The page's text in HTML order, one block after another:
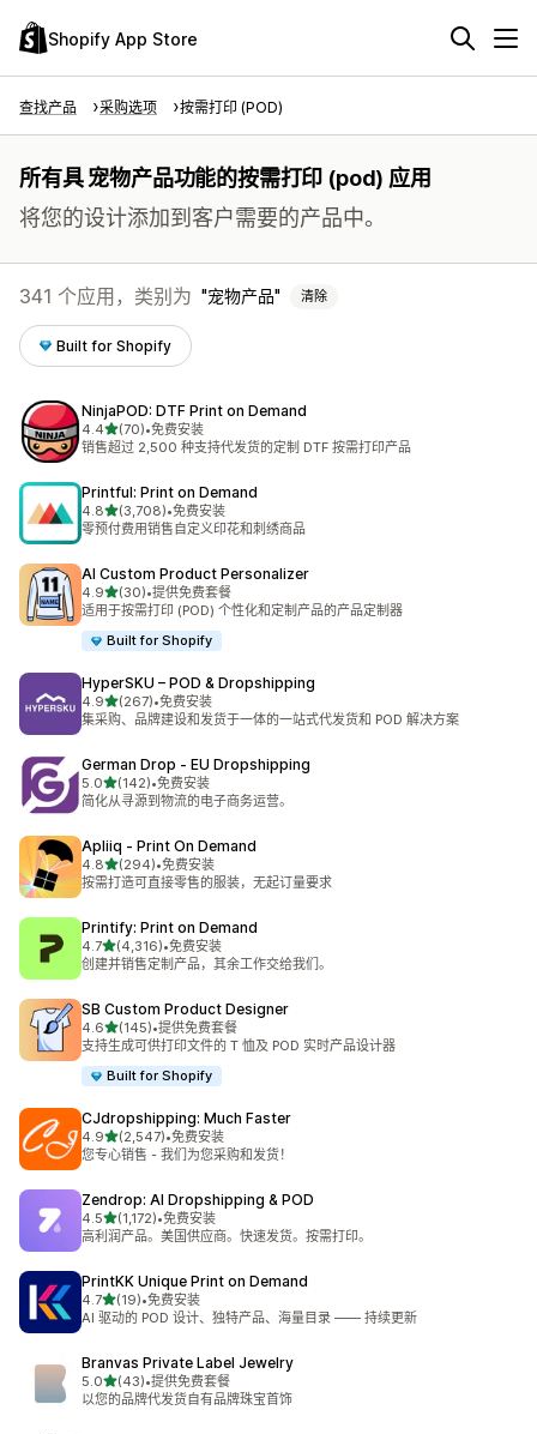
Shopify App Store
查找产品 采购选项 按需打印 (POD)
所有具 宠物产品功能的按需打印 (pod) 应用
将您的设计添加到客户需要的产品中。
341 个应用，类别为 宠物产品 清除
Built for Shopify
NinjaPOD: DTF Print on Demand
4.4星（满分 5 星）
(70)
总共 70 条评论
•免费安装
销售超过 2,500 种支持代发货的定制 DTF 按需打印产品
Printful: Print on Demand
4.8星（满分 5 星）
(3,708)
总共 3708 条评论
•免费安装
零预付费用销售自定义印花和刺绣商品
AI Custom Product Personalizer
4.9星（满分 5 星）
(30)
总共 30 条评论
•提供免费套餐
适用于按需打印 (POD) 个性化和定制产品的产品定制器
Built for Shopify
HyperSKU – POD & Dropshipping
4.9星（满分 5 星）
(267)
总共 267 条评论
•免费安装
集采购、品牌建设和发货于一体的一站式代发货和 POD 解决方案
German Drop ‑ EU Dropshipping
5.0星（满分 5 星）
(142)
总共 142 条评论
•免费安装
简化从寻源到物流的电子商务运营。
Apliiq ‑ Print On Demand
4.8星（满分 5 星）
(294)
总共 294 条评论
•免费安装
按需打造可直接零售的服装，无起订量要求
Printify: Print on Demand
4.7星（满分 5 星）
(4,316)
总共 4316 条评论
•免费安装
创建并销售定制产品，其余工作交给我们。
SB Custom Product Designer
4.6星（满分 5 星）
(145)
总共 145 条评论
•提供免费套餐
支持生成可供打印文件的 T 恤及 POD 实时产品设计器
Built for Shopify
CJdropshipping: Much Faster
4.9星（满分 5 星）
(2,547)
总共 2547 条评论
•免费安装
您专心销售 - 我们为您采购和发货！
Zendrop: AI Dropshipping & POD
4.5星（满分 5 星）
(1,172)
总共 1172 条评论
•免费安装
高利润产品。美国供应商。快速发货。按需打印。
PrintKK Unique Print on Demand
4.7星（满分 5 星）
(19)
总共 19 条评论
•免费安装
AI 驱动的 POD 设计、独特产品、海量目录 —— 持续更新
Branvas Private Label Jewelry
5.0星（满分 5 星）
(43)
总共 43 条评论
•提供免费套餐
以您的品牌代发货自有品牌珠宝首饰